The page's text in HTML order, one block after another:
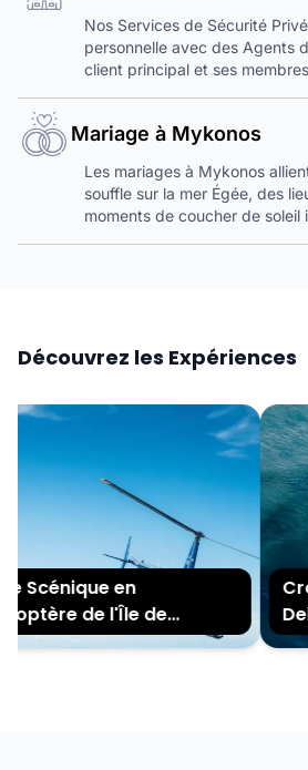
Nos Services de Sécurité
personnelle avec des Agents
client principal et ses
Mariage à Mykonos
Les mariages à Mykonos
souffle sur la mer Égée, des
moments de coucher de soleil
Découvrez les Expériences
Scénique en
de l'Île de